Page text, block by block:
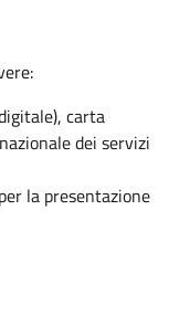
carta
dei servizi
la presentazione